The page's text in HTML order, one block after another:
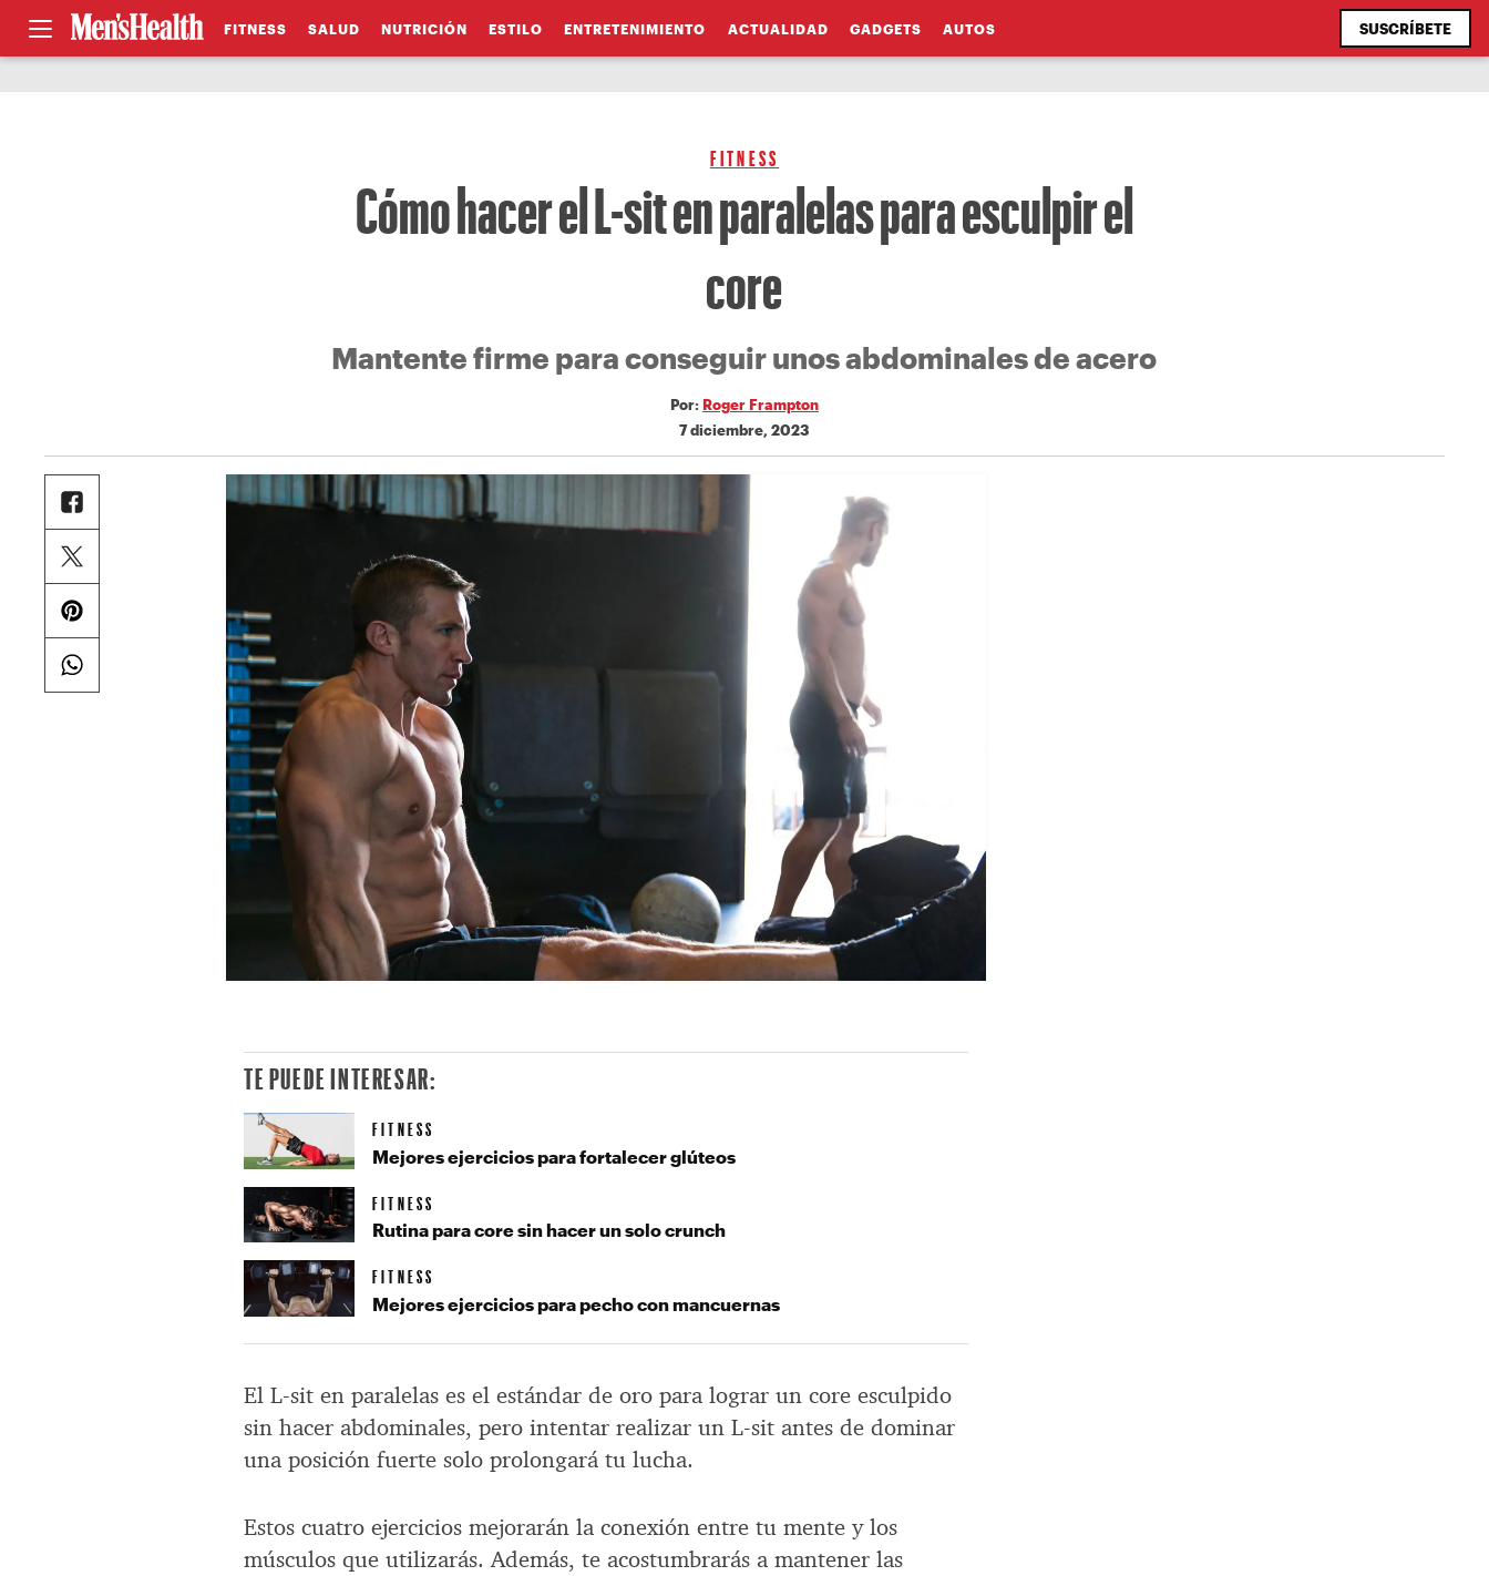
FITNESS SALUD NUTRICIÓN ESTILO ENTRETENIMIENTO ACTUALIDAD GADGETS AUTOS SUSCRÍBETE
FITNESS
Cómo hacer el L-sit en paralelas para esculpir el
core
Mantente firme para conseguir unos abdominales de acero
Por: Roger Frampton
7 diciembre, 2023
El L-sit en paralelas es el estándar de oro para lograr un core esculpido
sin hacer abdominales, pero intentar realizar un L-sit antes de dominar
una posición fuerte solo prolongará tu lucha.
Estos cuatro ejercicios mejorarán la conexión entre tu mente y los
músculos que utilizarás. Además, te acostumbrarás a mantener las
TE PUEDE INTERESAR:
FITNESS
Mejores ejercicios para fortalecer glúteos
FITNESS
Rutina para core sin hacer un solo crunch
FITNESS
Mejores ejercicios para pecho con mancuernas